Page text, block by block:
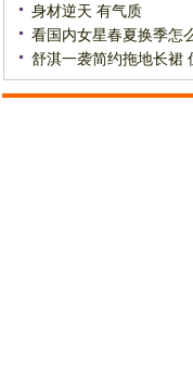
身材逆天 有气质
看国内女星春夏换季怎
舒淇一袭简约拖地长裙